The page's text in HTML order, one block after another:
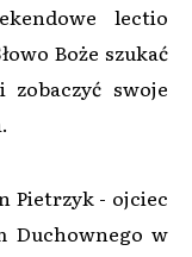
lectio
Boże szukać
swoje
Pietrzyk - ojciec
Duchownego w